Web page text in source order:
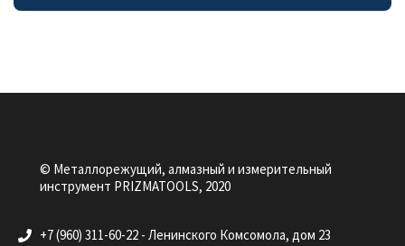
© Металлорежущий, алмазный и измерительный
инструмент PRIZMATOOLS, 2020
+7 (960) 311-60-22 - Ленинского Комсомола, дом 23